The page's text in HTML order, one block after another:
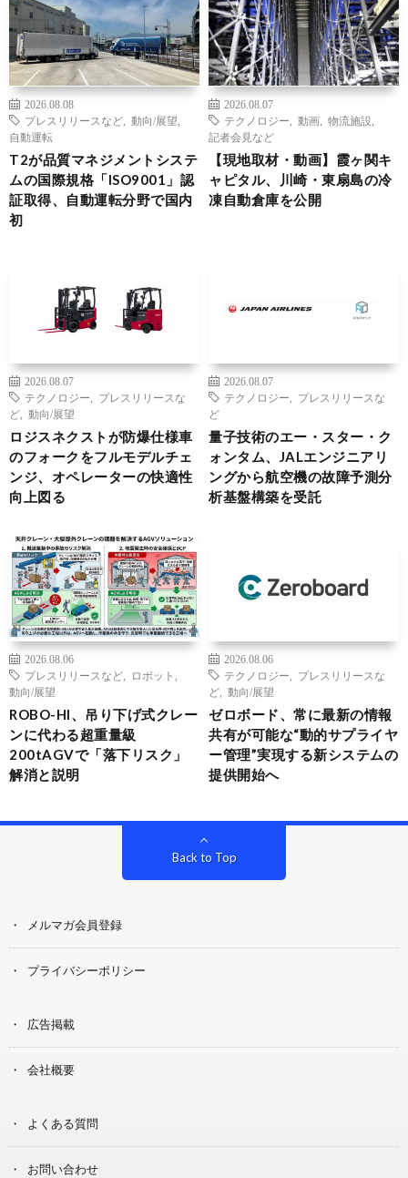
2026.08.08
プレスリリースなど
動向/展望
自動運転
T2が品質マネジメントシステ
ムの国際規格「ISO9001」認
証取得、自動運転分野で国内
初
2026.08.07
テクノロジー
動画 物流施設
記者会見など
【現地取材・動画】霞ヶ関キ
ャピタル、川崎・東扇島の冷
凍自動倉庫を公開
2026.08.07
テクノロジー
プレスリリースな
ど
動向/展望
ロジスネクストが防爆仕様車
のフォークをフルモデルチェ
ンジ、オペレーターの快適性
向上図る
2026.08.07
テクノロジー
プレスリリースな
ど
量子技術のエー・スター・ク
ォンタム、JALエンジニアリ
ングから航空機の故障予測分
析基盤構築を受託
2026.08.06
プレスリリースなど
ロボット
動向/展望
ROBO-HI、吊り下げ式クレー
ンに代わる超重量級
200tAGVで「落下リスク」
解消と説明
2026.08.06
テクノロジー
プレスリリースな
ど
動向/展望
ゼロボード、常に最新の情報
共有が可能な“動的サプライヤ
ー管理”実現する新システムの
提供開始へ
Back to Top
メルマガ会員登録
プライバシーポリシー
広告掲載
会社概要
よくある質問
お問い合わせ